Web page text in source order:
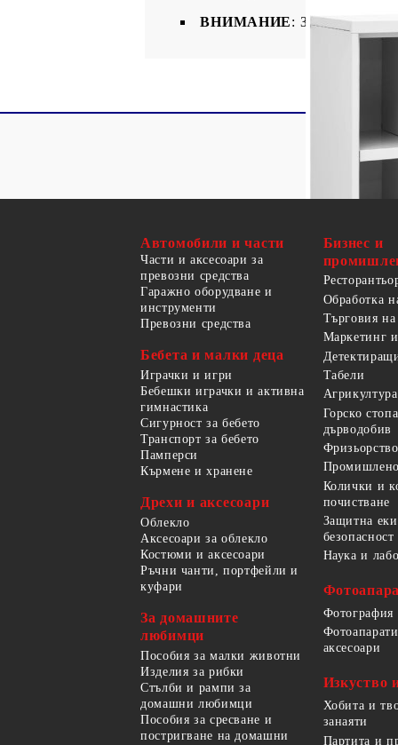
ВНИМАНИЕ: За да се
Автомобили и части
Части и аксесоари за
превозни средства
Гаражно оборудване и
инструменти
Превозни средства
Бебета и малки деца
Играчки и игри
Бебешки играчки и активна
гимнастика
Сигурност за бебето
Транспорт за бебето
Памперси
Кърмене и хранене
Дрехи и аксесоари
Облекло
Аксесоари за облекло
Костюми и аксесоари
Ръчни чанти, портфейли и
куфари
За домашните
любимци
Пособия за малки животни
Изделия за рибки
Стълби и рампи за
домашни любимци
Пособия за сресване и
постригване на домашни
Бизнес и
Обработка
Търговия
Маркетинг
Табели
Агрикултура
Горско
дърводобив
Колички и
почистване
Защитна
Наука и
Фотография
аксесоари
Изкуство
Хобита и
занаяти
Партита и